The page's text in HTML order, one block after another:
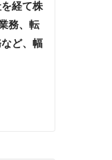
経て株
務、転
ど、幅